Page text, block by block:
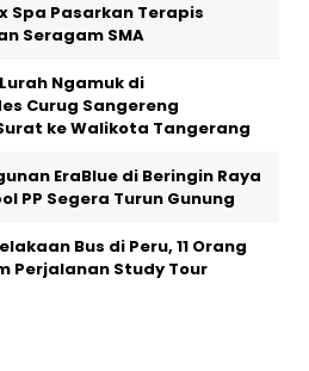
Spa Pasarkan Terapis
Seragam SMA
Ngamuk di
Curug Sangereng
ke Walikota Tangerang
EraBlue di Beringin Raya
PP Segera Turun Gunung
Bus di Peru, 11 Orang
Perjalanan Study Tour